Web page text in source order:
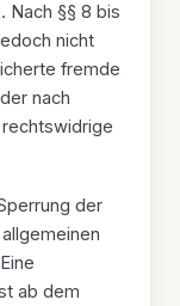
Nach §§ 8 bis
nicht
fremde
nach
der
ab dem